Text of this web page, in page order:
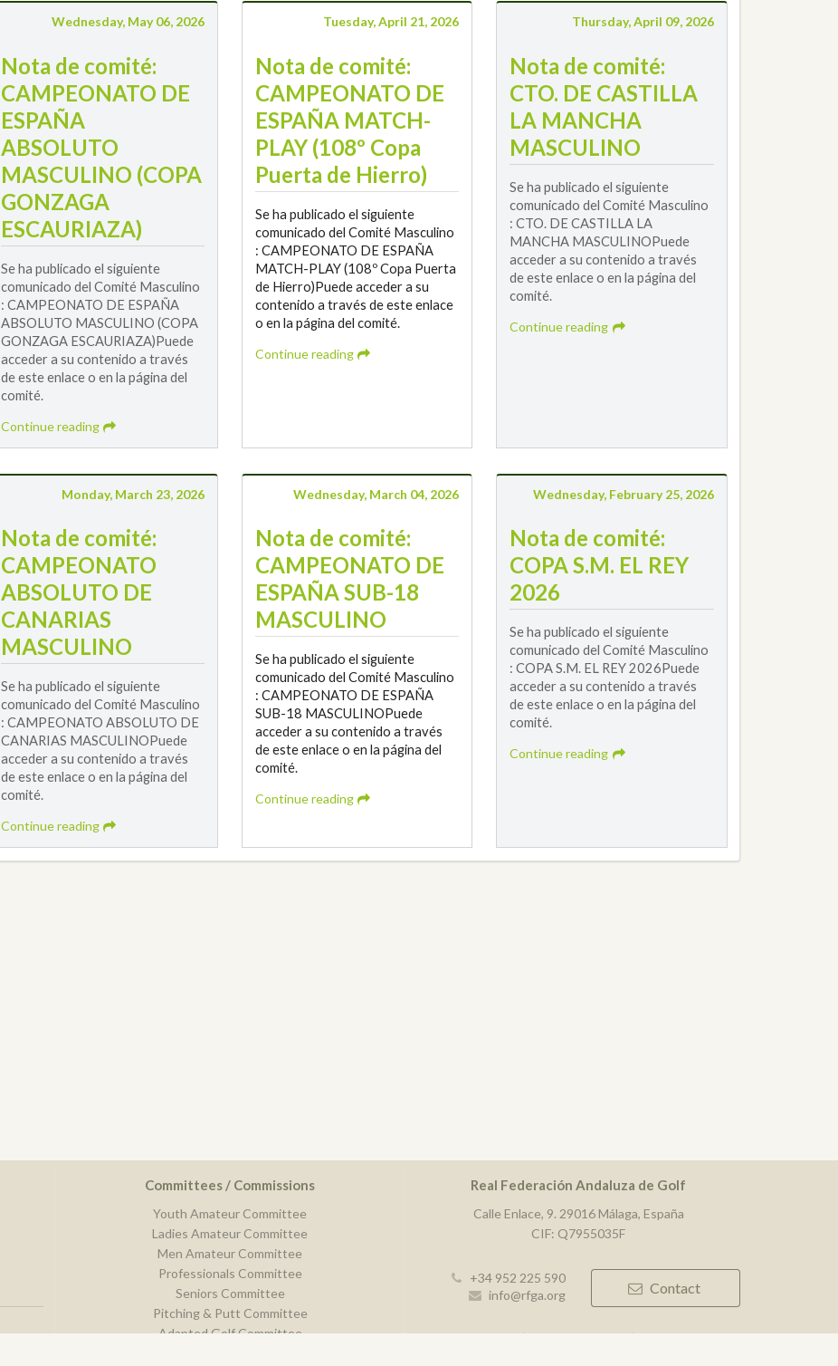
Wednesday, May 06, 2026
Nota de comité:
CAMPEONATO DE
ESPAÑA
ABSOLUTO
MASCULINO (COPA
GONZAGA
ESCAURIAZA)
Se ha publicado el siguiente
comunicado del Comité Masculino
: CAMPEONATO DE ESPAÑA
ABSOLUTO MASCULINO (COPA
GONZAGA ESCAURIAZA)Puede
acceder a su contenido a través
de este enlace o en la página del
comité.
Continue reading
Tuesday, April 21, 2026
Nota de comité:
CAMPEONATO DE
ESPAÑA MATCH-
PLAY (108º Copa
Puerta de Hierro)
Se ha publicado el siguiente
comunicado del Comité Masculino
: CAMPEONATO DE ESPAÑA
MATCH-PLAY (108º Copa Puerta
de Hierro)Puede acceder a su
contenido a través de este enlace
o en la página del comité.
Continue reading
Thursday, April 09, 2026
Nota de comité:
CTO. DE CASTILLA
LA MANCHA
MASCULINO
Se ha publicado el siguiente
comunicado del Comité Masculino
: CTO. DE CASTILLA LA
MANCHA MASCULINOPuede
acceder a su contenido a través
de este enlace o en la página del
comité.
Continue reading
Monday, March 23, 2026
Nota de comité:
CAMPEONATO
ABSOLUTO DE
CANARIAS
MASCULINO
Se ha publicado el siguiente
comunicado del Comité Masculino
: CAMPEONATO ABSOLUTO DE
CANARIAS MASCULINOPuede
acceder a su contenido a través
de este enlace o en la página del
comité.
Continue reading
Wednesday, March 04, 2026
Nota de comité:
CAMPEONATO DE
ESPAÑA SUB-18
MASCULINO
Se ha publicado el siguiente
comunicado del Comité Masculino
: CAMPEONATO DE ESPAÑA
SUB-18 MASCULINOPuede
acceder a su contenido a través
de este enlace o en la página del
comité.
Continue reading
Wednesday, February 25, 2026
Nota de comité:
COPA S.M. EL REY
2026
Se ha publicado el siguiente
comunicado del Comité Masculino
: COPA S.M. EL REY 2026Puede
acceder a su contenido a través
de este enlace o en la página del
comité.
Continue reading
Committees / Commissions
Youth Amateur Committee
Ladies Amateur Committee
Men Amateur Committee
Professionals Committee
Seniors Committee
Pitching & Putt Committee
Adapted Golf Committee
Real Federación Andaluza de Golf
Calle Enlace, 9. 29016 Málaga, España
CIF: Q7955035F
+34 952 225 590
info@rfga.org
Contact